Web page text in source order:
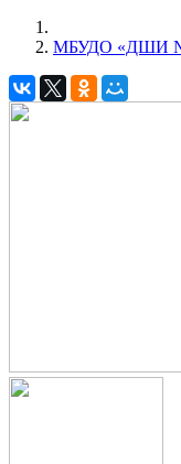
МБУДО «ДШИ №